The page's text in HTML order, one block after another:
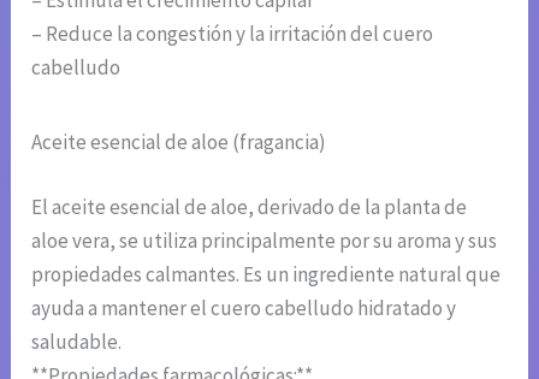
– Reduce la congestión y la irritación del cuero
cabelludo
Aceite esencial de aloe (fragancia)
El aceite esencial de aloe, derivado de la planta de
aloe vera, se utiliza principalmente por su aroma y sus
propiedades calmantes. Es un ingrediente natural que
ayuda a mantener el cuero cabelludo hidratado y
saludable.